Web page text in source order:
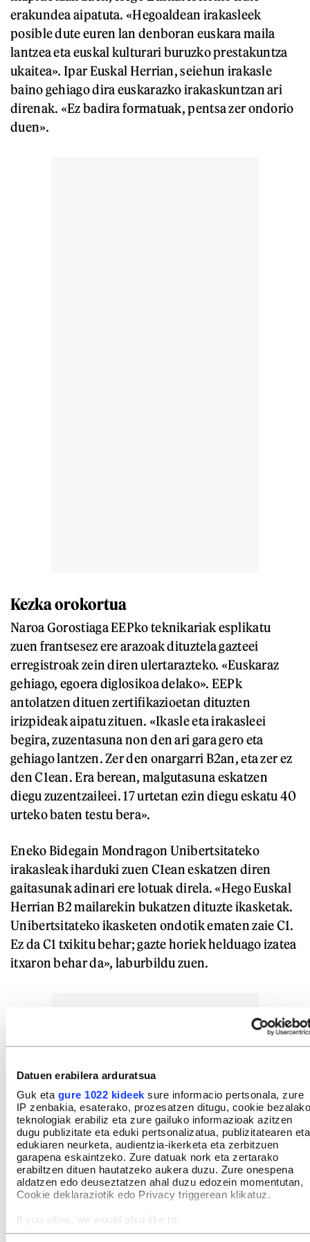
Datuen erabilera arduratsua
Guk eta gure 1022 kideek sure informacio pertsonala, zure
IP zenbakia, esaterako, prozesatzen ditugu, cookie bezalako
teknologiak erabiliz eta zure gailuko informazioak azitzen
dugu publizitate eta eduki pertsonalizatua, publizitatearen eta
edukiaren neurketa, audientzia-ikerketa eta zerbitzuen
garapena eskaintzeko. Zure datuak nork eta zertarako
erabiltzen dituen hautatzeko aukera duzu. Zure onespena
aldatzen edo deuseztatzen ahal duzu edozein momentutan,
Cookie deklaraziotik edo Privacy triggerean klikatuz.
If you allow, we would also like to:
Collect information about your geographical location
erakundea aipatuta. «Hegoaldean irakasleek
posible dute euren lan denboran euskara maila
lantzea eta euskal kulturari buruzko prestakuntza
ukaitea». Ipar Euskal Herrian, seiehun irakasle
baino gehiago dira euskarazko irakaskuntzan ari
direnak. «Ez badira formatuak, pentsa zer ondorio
duen».
Kezka orokortua
Naroa Gorostiaga EEPko teknikariak esplikatu
zuen frantsesez ere arazoak dituztela gazteei
erregistroak zein diren ulertarazteko. «Euskaraz
gehiago, egoera diglosikoa delako». EEPk
antolatzen dituen zertifikazioetan dituzten
irizpideak aipatu zituen. «Ikasle eta irakasleei
begira, zuzentasuna non den ari gara gero eta
gehiago lantzen. Zer den onargarri B2an, eta zer ez
den C1ean. Era berean, malgutasuna eskatzen
diegu zuzentzaileei. 17 urtetan ezin diegu eskatu 40
urteko baten testu bera».
Eneko Bidegain Mondragon Unibertsitateko
irakasleak iharduki zuen C1ean eskatzen diren
gaitasunak adinari ere lotuak direla. «Hego Euskal
Herrian B2 mailarekin bukatzen dituzte ikasketak.
Unibertsitateko ikasketen ondotik ematen zaie C1.
Ez da C1 txikitu behar; gazte horiek helduago izatea
itxaron behar da», laburbildu zuen.